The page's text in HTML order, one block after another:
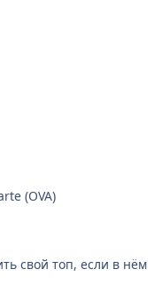
(OVA)
свой топ, если в нём